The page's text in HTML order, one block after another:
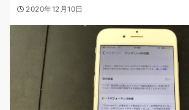
2020年12月10日